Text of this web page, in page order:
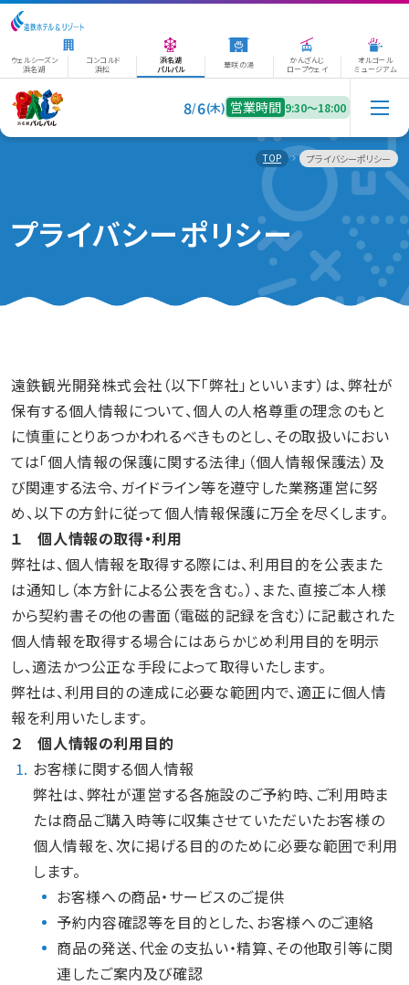
ウェルシーズン
浜名湖
コンコルド
浜松
浜名湖
パルパル
華咲の湯
かんざんじ
ロープウェイ
オルゴール
ミュージアム
8/6(木) 営業時間 9:30〜18:00
TOP プライバシーポリシー
プライバシーポリシー
遠鉄観光開発株式会社（以下「弊社」といいます）は、弊社が
保有する個人情報について、個人の人格尊重の理念のもと
に慎重にとりあつかわれるべきものとし、その取扱いにおい
ては「個人情報の保護に関する法律」（個人情報保護法）及
び関連する法令、ガイドライン等を遵守した業務運営に努
め、以下の方針に従って個人情報保護に万全を尽くします。
１ 個人情報の取得・利用
弊社は、個人情報を取得する際には、利用目的を公表また
は通知し（本方針による公表を含む。）、また、直接ご本人様
から契約書その他の書面（電磁的記録を含む）に記載された
個人情報を取得する場合にはあらかじめ利用目的を明示
し、適法かつ公正な手段によって取得いたします。
弊社は、利用目的の達成に必要な範囲内で、適正に個人情
報を利用いたします。
２ 個人情報の利用目的
1. お客様に関する個人情報
弊社は、弊社が運営する各施設のご予約時、ご利用時ま
たは商品ご購入時等に収集させていただいたお客様の
個人情報を、次に掲げる目的のために必要な範囲で利用
します。
お客様への商品・サービスのご提供
予約内容確認等を目的とした、お客様へのご連絡
商品の発送、代金の支払い・精算、その他取引等に関
連したご案内及び確認